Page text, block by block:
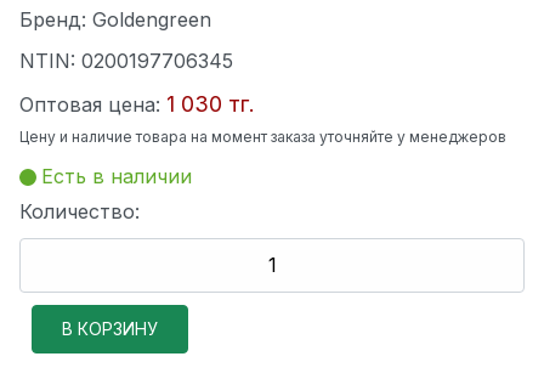
Бренд: Goldengreen
NTIN: 0200197706345
Оптовая цена: 1 030 тг.
Цену и наличие товара на момент заказа уточняйте у менеджеров
Есть в наличии
Количество: